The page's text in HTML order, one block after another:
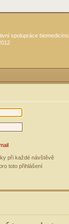
spolupráce
při každé návštěvě
toto přihlášení